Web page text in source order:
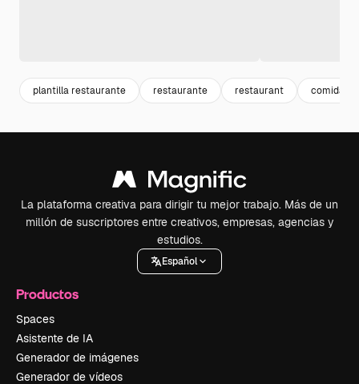
plantilla restaurante restaurante restaurant comida
La plataforma creativa para dirigir tu mejor trabajo. Más de un
millón de suscriptores entre creativos, empresas, agencias y
estudios.
Español
Productos
Spaces
Asistente de IA
Generador de imágenes
Generador de vídeos